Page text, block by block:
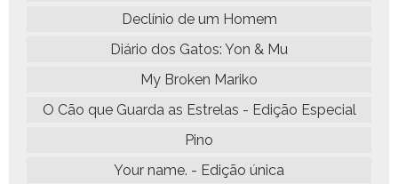
Declínio de um Homem
Diário dos Gatos: Yon & Mu
My Broken Mariko
O Cão que Guarda as Estrelas - Edição Especial
Pino
Your name. - Edição única